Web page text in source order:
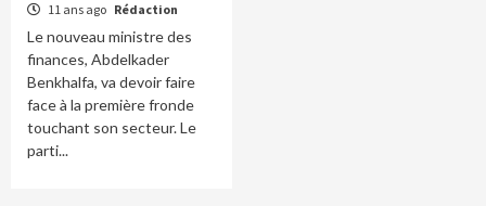
11 ans ago Rédaction
Le nouveau ministre des
finances, Abdelkader
Benkhalfa, va devoir faire
face à la première fronde
touchant son secteur. Le
parti...